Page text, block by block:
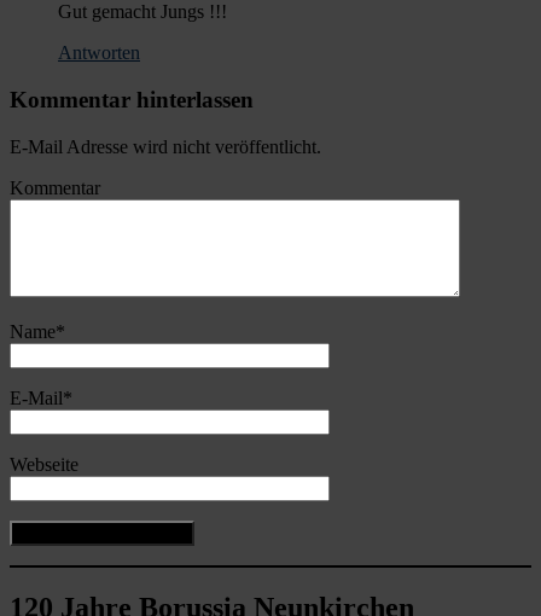
Gut gemacht Jungs !!!
Antworten
Kommentar hinterlassen
E-Mail Adresse wird nicht veröffentlicht.
Kommentar
Name*
E-Mail*
Webseite
120 Jahre Borussia Neunkirchen